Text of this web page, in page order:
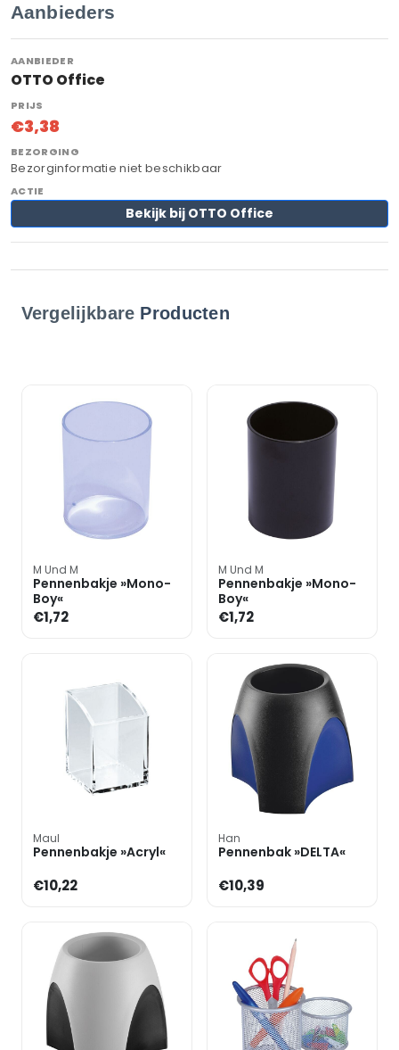
Aanbieders
OTTO Office
€3,38
Bezorginformatie niet beschikbaar
Bekijk bij OTTO Office
Vergelijkbare Producten
M Und M
Pennenbakje »Mono-
Boy«
€1,72
M Und M
Pennenbakje »Mono-
Boy«
€1,72
Maul
Pennenbakje »Acryl«
€10,22
Han
Pennenbak »DELTA«
€10,39